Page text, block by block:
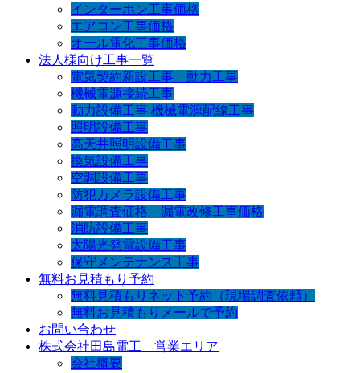
インターホン工事価格
エアコン工事価格
オール電化工事価格
法人様向け工事一覧
電気契約新設工事 動力工事
機械電源接続工事
動力設備工事 機械電源配線工事
照明設備工事
高天井照明設備工事
換気設備工事
空調設備工事
防犯カメラ設備工事
漏電調査価格 漏電改修工事価格
消防設備工事
太陽光発電設備工事
保守メンテナンス工事
無料お見積もり予約
無料見積もりネット予約（現場調査依頼）
無料お見積もりメールで予約
お問い合わせ
株式会社田島電工 営業エリア
会社概要